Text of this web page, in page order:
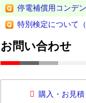
停電補償用コンデ
特別検定について
お問い合わせ
購入・お見